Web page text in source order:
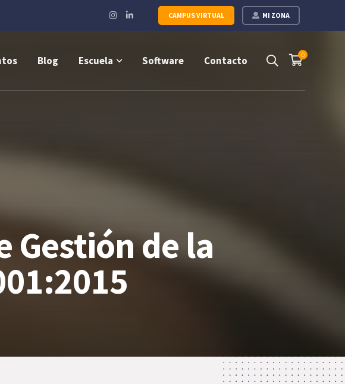
MI ZONA
CAMPUS VIRTUAL
Instagram
Profile
LinkedIn
Profile
0
Blog Escuela Software Contacto
Gestión de la